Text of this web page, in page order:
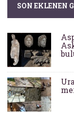
SON EKLENEN